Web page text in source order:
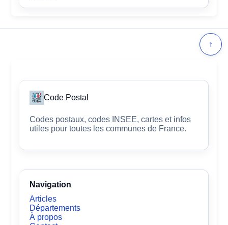
↑
Code Postal
Codes postaux, codes INSEE, cartes et infos
utiles pour toutes les communes de France.
Navigation
Articles
Départements
À propos